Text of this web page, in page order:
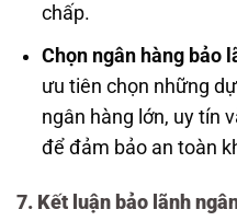
chấp.
Chọn ngân hàng bảo
ưu tiên chọn những
ngân hàng lớn, uy tín
để đảm bảo an toàn
7. Kết luận bảo lãnh